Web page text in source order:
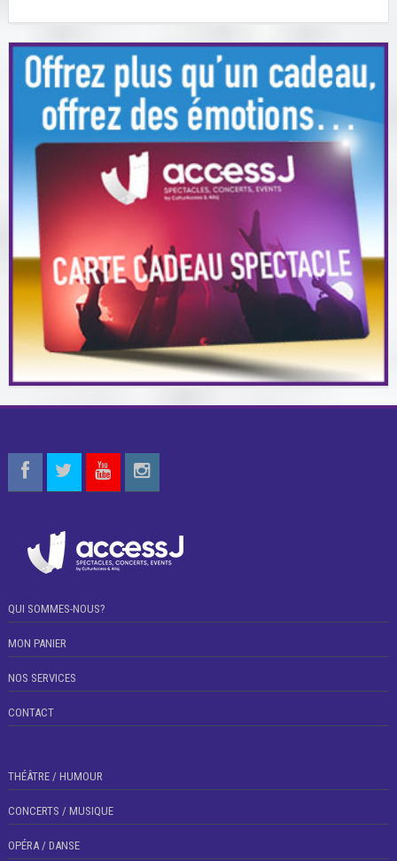
QUI SOMMES-NOUS?
MON PANIER
NOS SERVICES
CONTACT
THÉÂTRE / HUMOUR
CONCERTS / MUSIQUE
OPÉRA / DANSE